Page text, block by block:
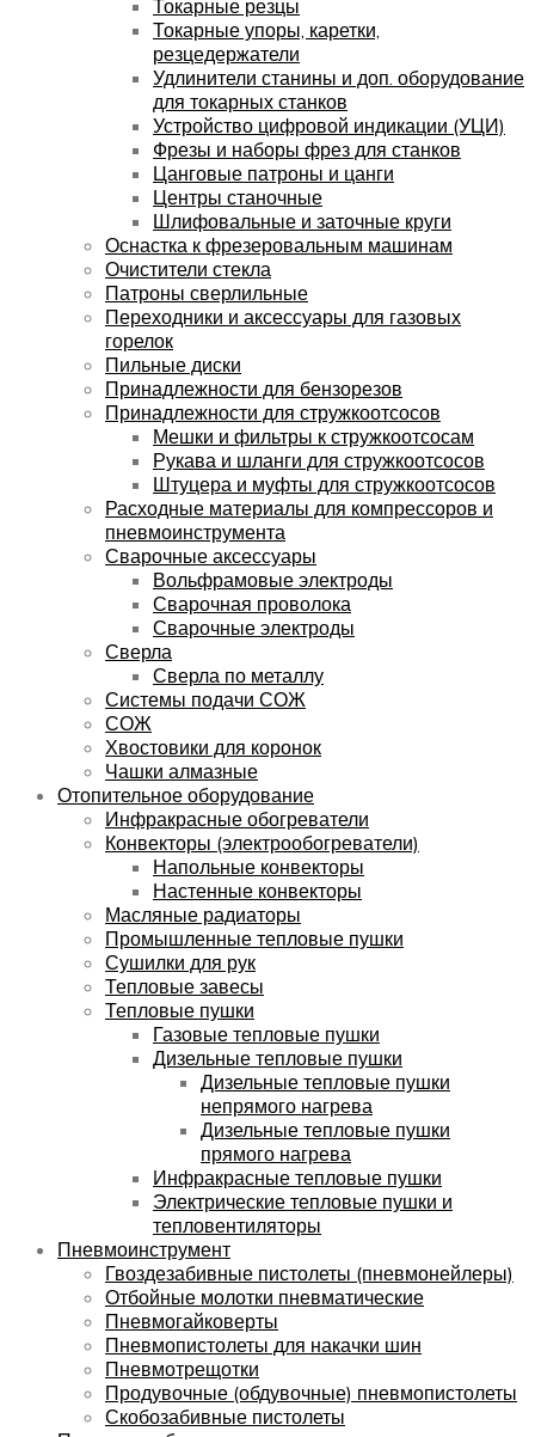
Токарные резцы
Токарные упоры, каретки,
резцедержатели
Удлинители станины и доп. оборудование
для токарных станков
Устройство цифровой индикации (УЦИ)
Фрезы и наборы фрез для станков
Цанговые патроны и цанги
Центры станочные
Шлифовальные и заточные круги
Оснастка к фрезеровальным машинам
Очистители стекла
Патроны сверлильные
Переходники и аксессуары для газовых
горелок
Пильные диски
Принадлежности для бензорезов
Принадлежности для стружкоотсосов
Мешки и фильтры к стружкоотсосам
Рукава и шланги для стружкоотсосов
Штуцера и муфты для стружкоотсосов
Расходные материалы для компрессоров и
пневмоинструмента
Сварочные аксессуары
Вольфрамовые электроды
Сварочная проволока
Сварочные электроды
Сверла
Сверла по металлу
Системы подачи СОЖ
СОЖ
Хвостовики для коронок
Чашки алмазные
Отопительное оборудование
Инфракрасные обогреватели
Конвекторы (электрообогреватели)
Напольные конвекторы
Настенные конвекторы
Масляные радиаторы
Промышленные тепловые пушки
Сушилки для рук
Тепловые завесы
Тепловые пушки
Газовые тепловые пушки
Дизельные тепловые пушки
Дизельные тепловые пушки
непрямого нагрева
Дизельные тепловые пушки
прямого нагрева
Инфракрасные тепловые пушки
Электрические тепловые пушки и
тепловентиляторы
Пневмоинструмент
Гвоздезабивные пистолеты (пневмонейлеры)
Отбойные молотки пневматические
Пневмогайковерты
Пневмопистолеты для накачки шин
Пневмотрещотки
Продувочные (обдувочные) пневмопистолеты
Скобозабивные пистолеты